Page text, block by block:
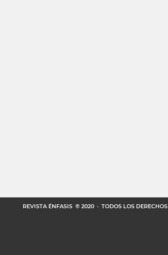
REVISTA ÉNFASIS © 2020 · TODOS LOS